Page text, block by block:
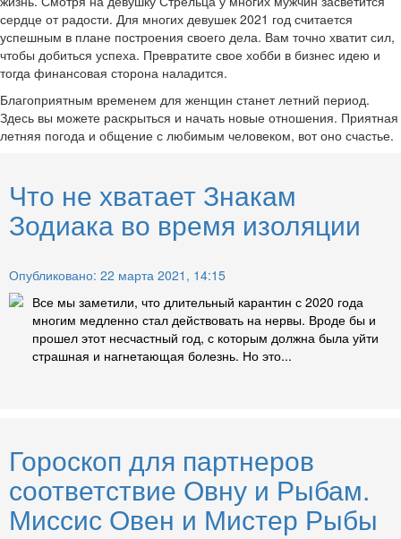
сердце от радости. Для многих девушек 2021 год считается
успешным в плане построения своего дела. Вам точно хватит сил,
чтобы добиться успеха. Превратите свое хобби в бизнес идею и
тогда финансовая сторона наладится.
Благоприятным временем для женщин станет летний период.
Здесь вы можете раскрыться и начать новые отношения. Приятная
летняя погода и общение с любимым человеком, вот оно счастье.
Что не хватает Знакам
Зодиака во время изоляции
Опубликовано: 22 марта 2021, 14:15
Все мы заметили, что длительный карантин с 2020 года
многим медленно стал действовать на нервы. Вроде бы и
прошел этот несчастный год, с которым должна была уйти
страшная и нагнетающая болезнь. Но это...
Гороскоп для партнеров
соответствие Овну и Рыбам.
Миссис Овен и Мистер Рыбы